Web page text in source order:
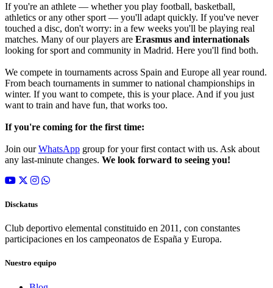
If you're an athlete — whether you play football, basketball,
athletics or any other sport — you'll adapt quickly. If you've never
touched a disc, don't worry: in a few weeks you'll be playing real
matches. Many of our players are Erasmus and internationals
looking for sport and community in Madrid. Here you'll find both.
We compete in tournaments across Spain and Europe all year round.
From beach tournaments in summer to national championships in
winter. If you want to compete, this is your place. And if you just
want to train and have fun, that works too.
If you're coming for the first time:
Join ourWhatsApp group for your first contact with us. Ask about
any last-minute changes. We look forward to seeing you!
Disckatus
Club deportivo elemental constituido en 2011, con constantes
participaciones en los campeonatos de España y Europa.
Nuestro equipo